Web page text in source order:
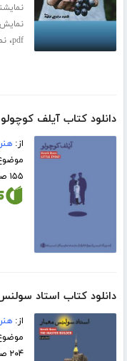
pdf،
دانلود کتاب آیلف کوچولو
از:
۱۵۵ صفحه
دانلود کتاب استاد
از:
۲۰۴ صفحه